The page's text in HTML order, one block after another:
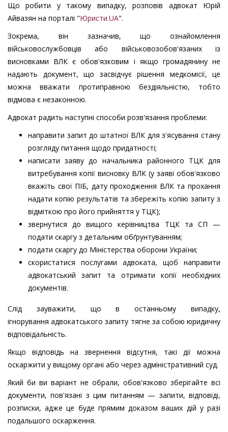
Що робити у такому випадку, розповів адвокат Юрій
Айвазян на порталі "Юристи.UA".
Зокрема, він зазначив, що ознайомлення
військовослужбовців або військовозобов'язаних із
висновками ВЛК є обов'язковим і якщо громадянину не
надають документ, що засвідчує рішення медкомісії, це
можна вважати протиправною бездіяльністю, тобто
відмова є незаконною.
Адвокат радить наступні способи розв'язання проблеми:
направити запит до штатної ВЛК для з'ясування стану
розгляду питання щодо придатності;
написати заяву до начальника районного ТЦК для
витребування копії висновку ВЛК (у заяві обов'язково
вкажіть свої ПІБ, дату проходження ВЛК та прохання
надати копію результатів та збережіть копію запиту з
відміткою про його прийняття у ТЦК);
звернутися до вищого керівництва ТЦК та СП —
подати скаргу з детальним обґрунтуванням;
подати скаргу до Міністерства оборони України;
скористатися послугами адвоката, щоб направити
адвокатський запит та отримати копії необхідних
документів.
Слід зауважити, що в останньому випадку,
ігнорування адвокатського запиту тягне за собою юридичну
відповідальність.
Якщо відповідь на звернення відсутня, такі дії можна
оскаржити у вищому органі або через адміністративний суд.
Який би ви варіант не обрали, обов'язково зберігайте всі
документи, пов'язані з цим питанням — запити, відповіді,
розписки, адже це буде прямим доказом ваших дій у разі
подальшого оскарження.